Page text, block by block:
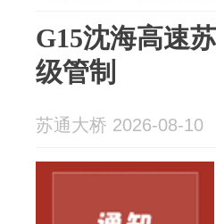
G15沈海高速
级管制
苏通大桥 2026-08-10